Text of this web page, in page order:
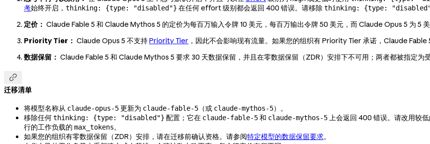
考始终开启， thinking: {type: "disabled"} 在任何 effort 级别都会返回 400 错误。请移除 thinking: {type:
定价： Claude Fable 5 和 Claude Mythos 5 的定价为每百万输入令牌 10 美元，每百万输出令牌 50 美元，而 Claude Opus 5 为 5
Priority Tier： Claude Opus 5 不支持Priority Tier ，因此不会影响现有流量。如果您的组织有 Priority Tier 承诺，Claude Fable
数据保留： Claude Fable 5 和 Claude Mythos 5 要求 30 天数据保留，并且在零数据保留（ZDR）安排下不可用；两者都被指定

迁移清单
将模型名称从 claude-opus-5更新为 claude-fable-5 （或 claude-mythos-5）。
移除任何thinking: {type: "disabled"} 配置；它在 claude-fable-5和 claude-mythos-5上会返回 400 错误。请改用较低
行的工作负载的 max_tokens。
如果您的组织有零数据保留（ZDR）安排，请在迁移前确认资格。请参阅特定模型的数据保留要求。